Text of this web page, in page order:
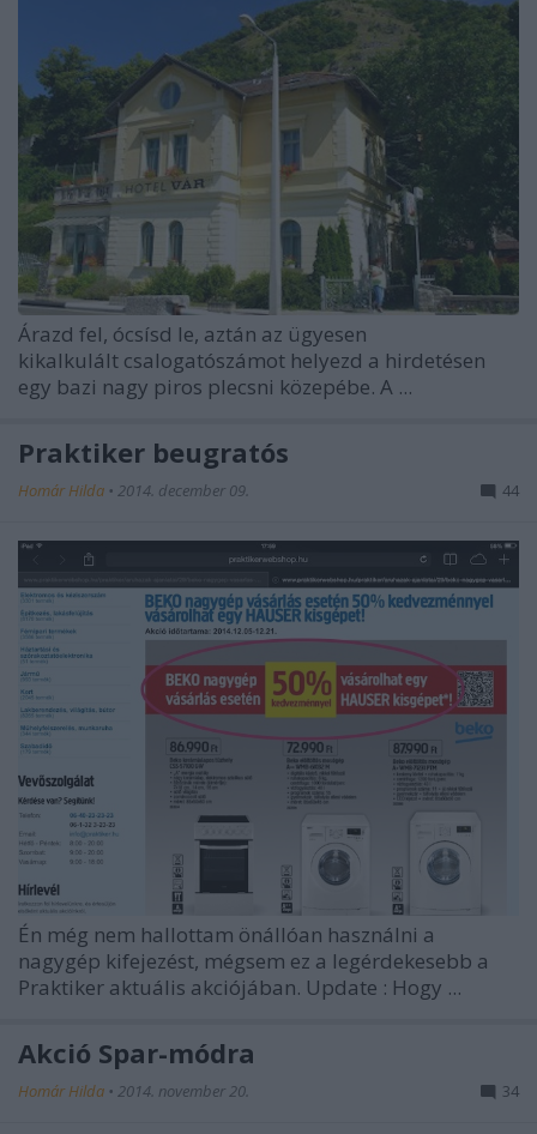
Árazd fel, ócsísd le, aztán az ügyesen
kikalkulált csalogatószámot helyezd a hirdetésen
egy bazi nagy piros plecsni közepébe. A ...
Praktiker beugratós
Homár Hilda • 2014. december 09. 44
Én még nem hallottam önállóan használni a
nagygép kifejezést, mégsem ez a legérdekesebb a
Praktiker aktuális akciójában. Update : Hogy ...
Akció Spar-módra
Homár Hilda • 2014. november 20. 34